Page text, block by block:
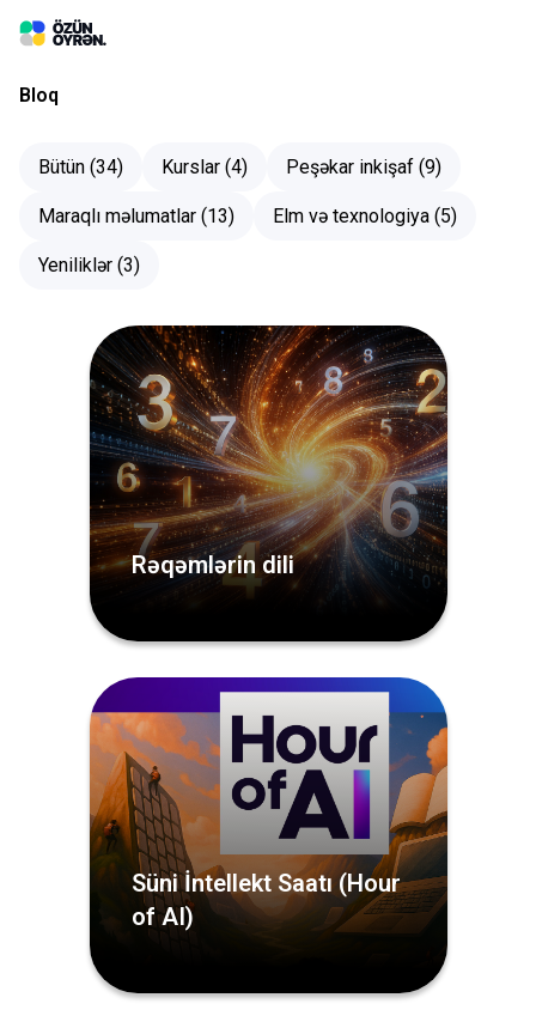
Bloq
Bütün (34) Kurslar (4) Peşəkar inkişaf (9)
Maraqlı məlumatlar (13) Elm və texnologiya (5)
Yeniliklər (3)
Rəqəmlərin dili
Süni İntellekt Saatı (Hour
of AI)